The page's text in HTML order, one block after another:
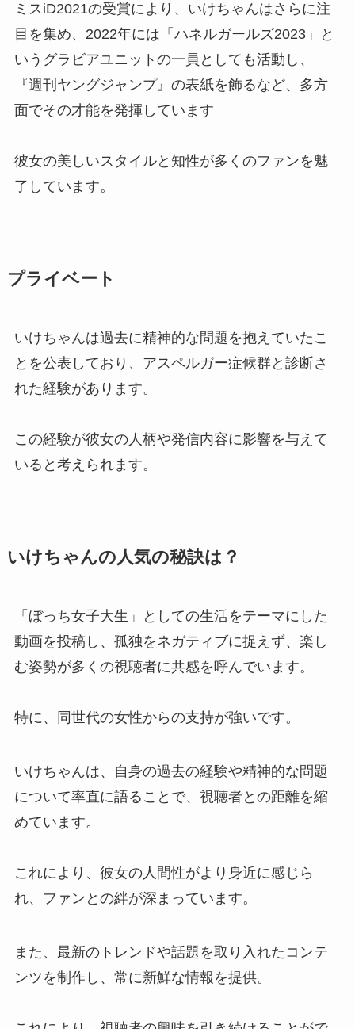
ミスiD2021の受賞により、いけちゃんはさらに注
目を集め、2022年には「ハネルガールズ2023」と
いうグラビアユニットの一員としても活動し、
『週刊ヤングジャンプ』の表紙を飾るなど、多方
面でその才能を発揮しています
彼女の美しいスタイルと知性が多くのファンを魅
了しています。
プライベート
いけちゃんは過去に精神的な問題を抱えていたこ
とを公表しており、アスペルガー症候群と診断さ
れた経験があります。
この経験が彼女の人柄や発信内容に影響を与えて
いると考えられます。
いけちゃんの人気の秘訣は？
「ぼっち女子大生」としての生活をテーマにした
動画を投稿し、孤独をネガティブに捉えず、楽し
む姿勢が多くの視聴者に共感を呼んでいます。
特に、同世代の女性からの支持が強いです。
いけちゃんは、自身の過去の経験や精神的な問題
について率直に語ることで、視聴者との距離を縮
めています。
これにより、彼女の人間性がより身近に感じら
れ、ファンとの絆が深まっています。
また、最新のトレンドや話題を取り入れたコンテ
ンツを制作し、常に新鮮な情報を提供。